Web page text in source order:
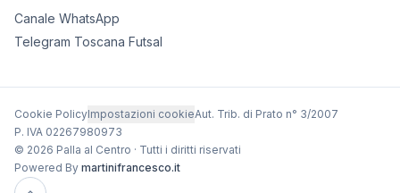
Canale WhatsApp
Telegram Toscana Futsal
Cookie PolicyImpostazioni cookieAut. Trib. di Prato n° 3/2007
P. IVA 02267980973
© 2026 Palla al Centro · Tutti i diritti riservati
Powered By martinifrancesco.it